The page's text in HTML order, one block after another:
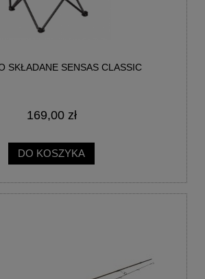
SKŁADANE SENSAS CLASSIC
169,00 zł
DO KOSZYKA